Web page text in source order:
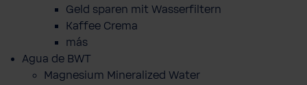
Geld sparen mit Wasserfiltern
Kaffee Crema
más
Agua de BWT
Magnesium Mineralized Water